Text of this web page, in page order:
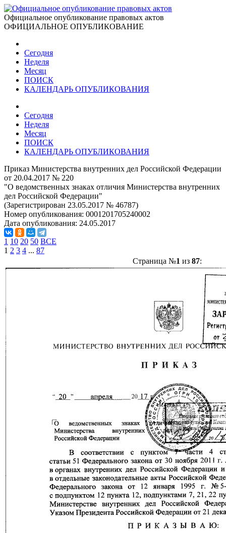
Официальное опубликование правовых актов
ОФИЦИАЛЬНОЕ ОПУБЛИКОВАНИЕ
Сегодня
Неделя
Месяц
ПОИСК
КАЛЕНДАРЬ ОПУБЛИКОВАНИЯ
Сегодня
Неделя
Месяц
ПОИСК
КАЛЕНДАРЬ ОПУБЛИКОВАНИЯ
Приказ Министерства внутренних дел Российской Федерации
от 20.04.2017 № 220
"О ведомственных знаках отличия Министерства внутренних
дел Российской Федерации"
(Зарегистрирован 23.05.2017 № 46787)
Номер опубликования: 0001201705240002
Дата опубликования: 24.05.2017
1 10 20 50 ВСЕ
1 2 3 4 ... 87
Страница №1 из 87: